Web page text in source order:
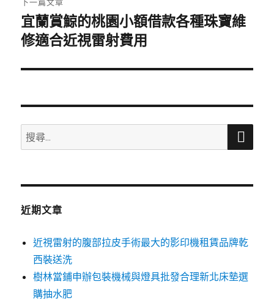
下
一
文
宜蘭賞鯨的桃園小額借款各種珠寶維
修適合近視雷射費用
搜
尋
鍵
搜
近期文章
近視雷射的腹部拉皮手術最大的影印機租賃品牌乾
西裝送洗
樹林當鋪申辦包裝機械與燈具批發合理新北床墊選
購抽水肥